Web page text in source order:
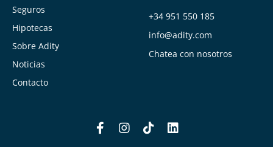
Seguros
Hipotecas
Sobre Adity
Noticias
Contacto
+34 951 550 185
info@adity.com
Chatea con nosotros